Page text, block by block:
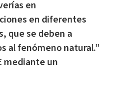
en
en diferentes
que se deben a
al fenómeno natural.”
mediante un